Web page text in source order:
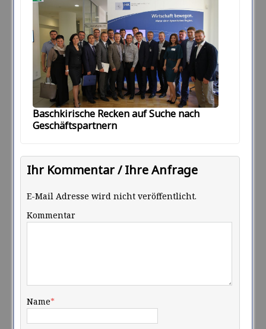
Baschkirische Recken auf Suche nach
Geschäftspartnern
Ihr Kommentar / Ihre Anfrage
E-Mail Adresse wird nicht veröffentlicht.
Kommentar
Name*